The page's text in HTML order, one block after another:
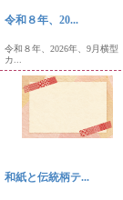
令和８年、20...
令和８年、2026年、9月横型
カ...
和紙と伝統柄テ...